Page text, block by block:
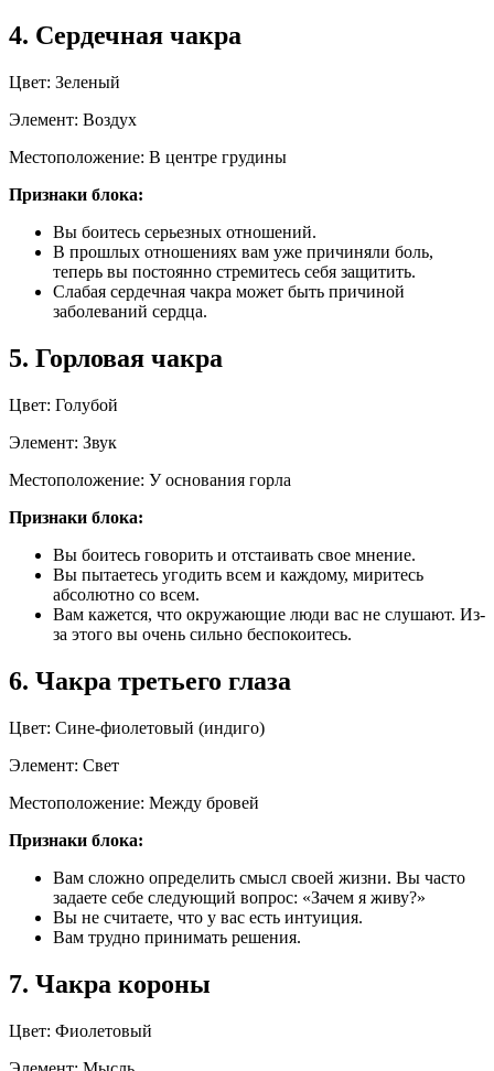
4. Сердечная чакра
Цвет: Зеленый
Элемент: Воздух
Местоположение: В центре грудины
Признаки блока:
Вы боитесь серьезных отношений.
В прошлых отношениях вам уже причиняли боль,
теперь вы постоянно стремитесь себя защитить.
Слабая сердечная чакра может быть причиной
заболеваний сердца.
5. Горловая чакра
Цвет: Голубой
Элемент: Звук
Местоположение: У основания горла
Признаки блока:
Вы боитесь говорить и отстаивать свое мнение.
Вы пытаетесь угодить всем и каждому, миритесь
абсолютно со всем.
Вам кажется, что окружающие люди вас не слушают. Из-
за этого вы очень сильно беспокоитесь.
6. Чакра третьего глаза
Цвет: Сине-фиолетовый (индиго)
Элемент: Свет
Местоположение: Между бровей
Признаки блока:
Вам сложно определить смысл своей жизни. Вы часто
задаете себе следующий вопрос: «Зачем я живу?»
Вы не считаете, что у вас есть интуиция.
Вам трудно принимать решения.
7. Чакра короны
Цвет: Фиолетовый